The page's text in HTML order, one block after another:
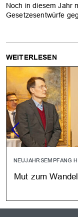
Noch in diesem Jahr
Gesetzesentwürfe
WEITERLESEN
NEUJAHRSEMPFANG
Mut zum Wandel